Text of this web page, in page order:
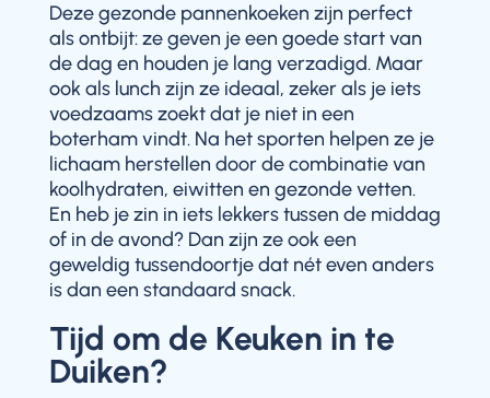
Deze gezonde pannenkoeken zijn perfect
als ontbijt: ze geven je een goede start van
de dag en houden je lang verzadigd. Maar
ook als lunch zijn ze ideaal, zeker als je iets
voedzaams zoekt dat je niet in een
boterham vindt. Na het sporten helpen ze je
lichaam herstellen door de combinatie van
koolhydraten, eiwitten en gezonde vetten.
En heb je zin in iets lekkers tussen de middag
of in de avond? Dan zijn ze ook een
geweldig tussendoortje dat nét even anders
is dan een standaard snack.
Tijd om de Keuken in te
Duiken?